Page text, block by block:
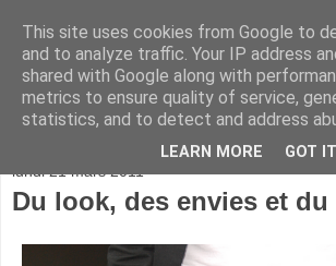
lundi 21 mars 2011
Du look, des envies et du
This site uses cookies from Google to
and to analyze traffic. Your IP address
shared with Google along with
metrics to ensure quality of service,
statistics, and to detect and address
LEARN MORE GOT IT